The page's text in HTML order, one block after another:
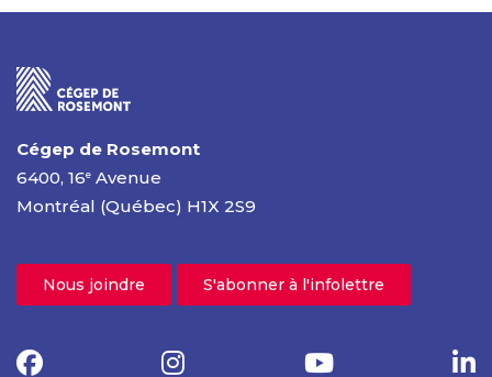
Cégep de Rosemont
6400, 16e Avenue
Montréal (Québec) H1X 2S9
Nous joindre S'abonner à l'infolettre